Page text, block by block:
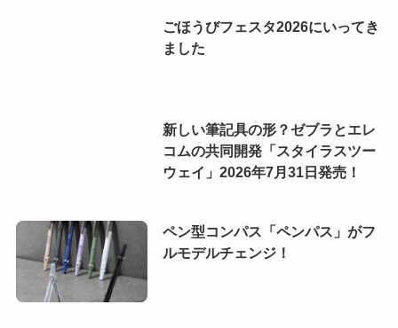
ごほうびフェスタ2026にいってき
ました
新しい筆記具の形？ゼブラとエレ
コムの共同開発「スタイラスツー
ウェイ」2026年7月31日発売！
ペン型コンパス「ペンパス」がフ
ルモデルチェンジ！